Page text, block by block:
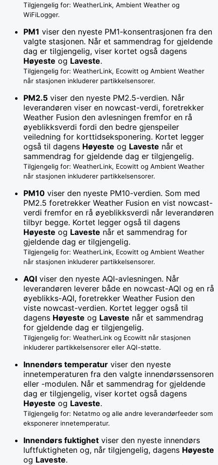
Tilgjengelig for: WeatherLink, Ambient Weather og
WiFiLogger.
PM1 viser den nyeste PM1-konsentrasjonen fra den
valgte stasjonen. Når et sammendrag for gjeldende
dag er tilgjengelig, viser kortet også dagens
Høyeste og Laveste.
Tilgjengelig for: WeatherLink, Ecowitt og Ambient Weather
når stasjonen inkluderer partikkelsensorer.
PM2.5 viser den nyeste PM2.5-verdien. Når
leverandøren viser en nowcast-verdi, foretrekker
Weather Fusion den avlesningen fremfor en rå
øyeblikksverdi fordi den bedre gjenspeiler
veiledning for korttidseksponering. Kortet legger
også til dagens Høyeste og Laveste når et
sammendrag for gjeldende dag er tilgjengelig.
Tilgjengelig for: WeatherLink, Ecowitt og Ambient Weather
når stasjonen inkluderer partikkelsensorer.
PM10 viser den nyeste PM10-verdien. Som med
PM2.5 foretrekker Weather Fusion en vist nowcast-
verdi fremfor en rå øyeblikksverdi når leverandøren
tilbyr begge. Kortet legger også til dagens
Høyeste og Laveste når et sammendrag for
gjeldende dag er tilgjengelig.
Tilgjengelig for: WeatherLink, Ecowitt og Ambient Weather
når stasjonen inkluderer partikkelsensorer.
AQI viser den nyeste AQI-avlesningen. Når
leverandøren leverer både en nowcast-AQI og en rå
øyeblikks-AQI, foretrekker Weather Fusion den
viste nowcast-verdien. Kortet legger også til
dagens Høyeste og Laveste når et sammendrag
for gjeldende dag er tilgjengelig.
Tilgjengelig for: WeatherLink og Ecowitt når stasjonen
inkluderer partikkelsensorer eller AQI-støtte.
Innendørs temperatur viser den nyeste
innetemperaturen fra den valgte innendørssensoren
eller -modulen. Når et sammendrag for gjeldende
dag er tilgjengelig, viser kortet også dagens
Høyeste og Laveste.
Tilgjengelig for: Netatmo og alle andre leverandørfeeder som
eksponerer innetemperatur.
Innendørs fuktighet viser den nyeste innendørs
luftfuktigheten og, når tilgjengelig, dagens Høyeste
og Laveste.